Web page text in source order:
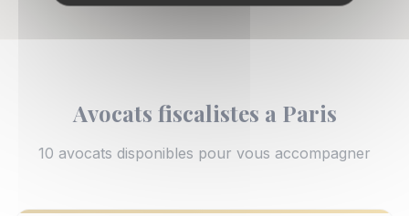
Avocats fiscalistes a Paris
10 avocats disponibles pour vous accompagner